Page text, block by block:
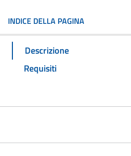
INDICE DELLA PAGINA
Descrizione
Requisiti